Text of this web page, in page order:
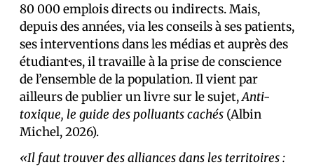
80 000 emplois directs ou indirects. Mais,
depuis des années, via les conseils à ses patients,
ses interventions dans les médias et auprès des
étudiant·es, il travaille à la prise de conscience
de l’ensemble de la population. Il vient par
ailleurs de publier un livre sur le sujet,Anti-
toxique, le guide des polluants cachés (Albin
Michel, 2026).
«Il faut trouver des alliances dans les territoires :